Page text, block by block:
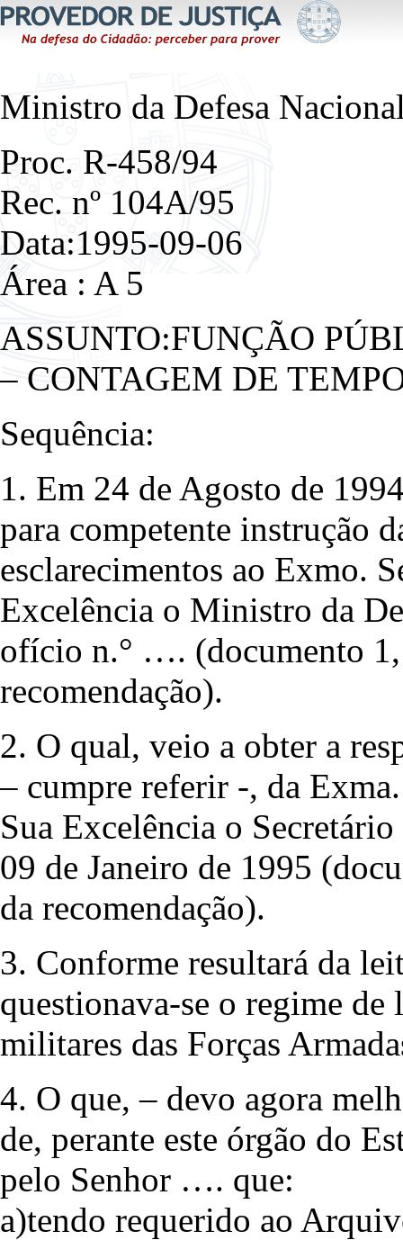
Ministro da Defesa
Proc. R-458/94
Rec. nº 104A/95
Data:1995-09-06
Área : A 5
ASSUNTO:FUNÇÃO
– CONTAGEM DE
Sequência:
1. Em 24 de Agosto de
para competente instrução
esclarecimentos ao Exmo.
Excelência o Ministro da
ofício n.° …. (documento 1,
recomendação).
2. O qual, veio a obter a
– cumpre referir -, da
Sua Excelência o
09 de Janeiro de 1995
da recomendação).
3. Conforme resultará da
questionava-se o regime
militares das Forças
4. O que, – devo agora
de, perante este órgão do
pelo Senhor …. que:
a)tendo requerido ao